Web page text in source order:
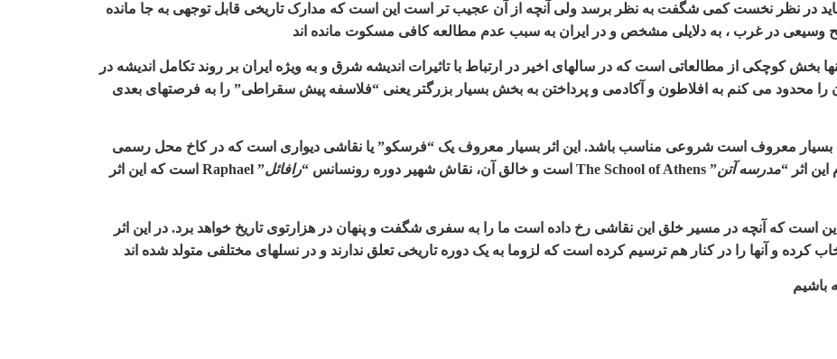
در نظر نخست کمی شگفت به نظر برسد ولی آنچه از آن عجیب تر است این است که مدارک تاریخی قابل توجهی به جا مانده
وسیعی در غرب ، به دلایلی مشخص و در ایران به سبب عدم مطالعه کافی مسکوت مانده اند
بخش کوچکی از مطالعاتی است که در سالهای اخیر در ارتباط با تاثیرات اندیشه شرق و به ویژه ایران بر روند تکامل اندیشه در
را محدود می کنم به افلاطون و آکادمی و پرداختن به بخش بسیار بزرگتر یعنی “فلاسفه پیش سقراطی” را به فرصتهای بعدی
بسیار معروف است شروعی مناسب باشد. این اثر بسیار معروف یک “فرسکو” یا نقاشی دیواری است که در کاخ محل رسمی
اثر “مدرسه آتن” The School of Athens است و خالق آن، نقاش شهیر دوره رونسانس “رافائل” Raphael
است که این اثر
که آنچه در مسیر خلق این نقاشی رخ داده است ما را به سفری شگفت و پنهان در هزارتوی تاریخ خواهد برد. در این اثر
کرده و آنها را در کنار هم ترسیم کرده است که لزوما به یک دوره تاریخی تعلق ندارند و در نسلهای مختلفی متولد شده اند
باشیم